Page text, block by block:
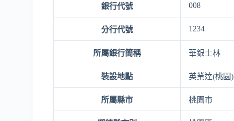
銀行代號 008
分行代號 1234
所屬銀行簡稱 華銀士林
裝設地點 英業達(桃園)
所屬縣市 桃園市